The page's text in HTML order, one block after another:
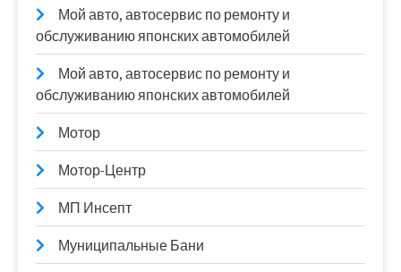
Мой авто, автосервис по ремонту и
обслуживанию японских автомобилей
Мой авто, автосервис по ремонту и
обслуживанию японских автомобилей
Мотор
Мотор-Центр
МП Инсепт
Муниципальные Бани